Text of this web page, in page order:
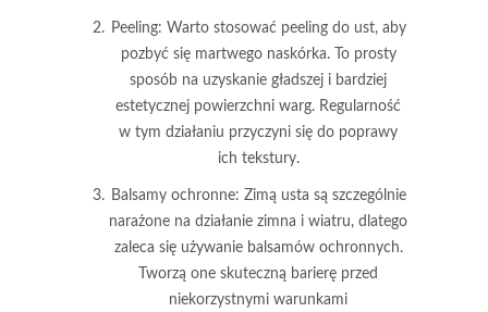
Peeling: Warto stosować peeling do ust, aby
pozbyć się martwego naskórka. To prosty
sposób na uzyskanie gładszej i bardziej
estetycznej powierzchni warg. Regularność
w tym działaniu przyczyni się do poprawy
ich tekstury.
Balsamy ochronne: Zimą usta są szczególnie
narażone na działanie zimna i wiatru, dlatego
zaleca się używanie balsamów ochronnych.
Tworzą one skuteczną barierę przed
niekorzystnymi warunkami